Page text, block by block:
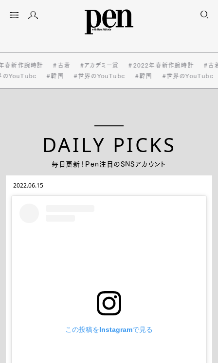
春新作腕時計 #古着 #アカデミー賞 #2022年春新作腕時計
#古
のYouTube
#韓国 #世界のYouTube #韓国 #世界のYouTube
DAILY PICKS
毎日更新！Pen注目のSNSアカウント
2022.06.15
この投稿をInstagramで見る